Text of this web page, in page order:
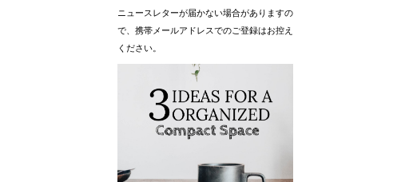
ニュースレターが届かない場合がありますの
で、携帯メールアドレスでのご登録はお控え
ください。